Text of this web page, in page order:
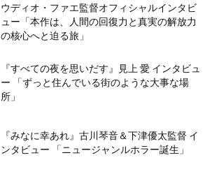
ウディオ・ファエ監督オフィシャルインタビ
ュー「本作は、人間の回復力と真実の解放力
の核心へと迫る旅」
『すべての夜を思いだす』見上 愛 インタビュ
ー 「ずっと住んでいる街のような大事な場
所」
『みなに幸あれ』古川琴音＆下津優太監督 イ
ンタビュー 「ニュージャンルホラー誕生」